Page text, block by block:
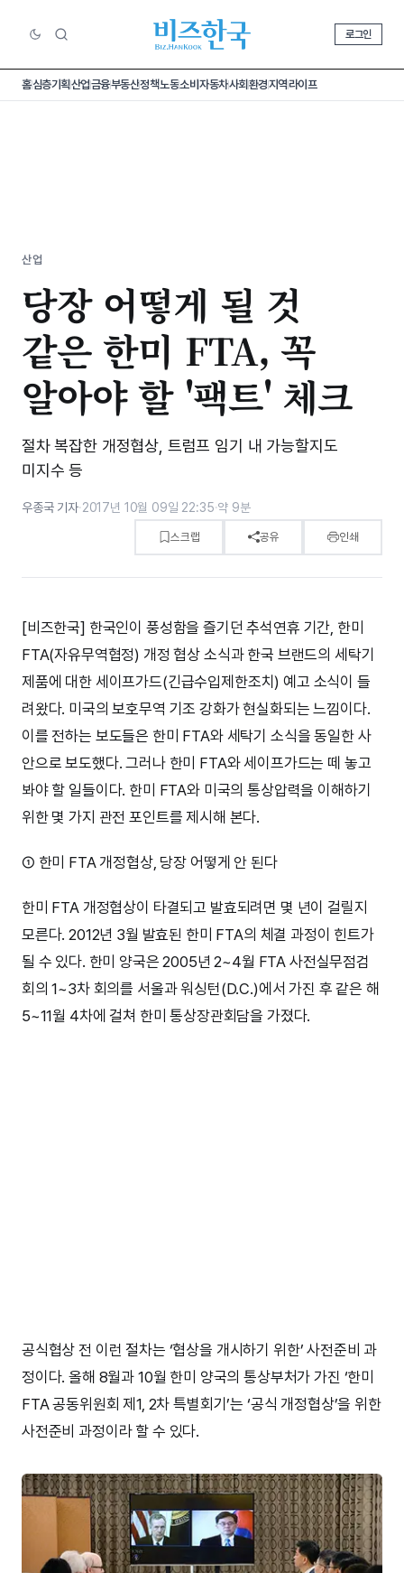
로그인
홈심층기획산업금융부동산정책노동소비 자동차사회환경지역라이프
산업
당장 어떻게 될 것
같은 한미 FTA, 꼭
알아야 할 '팩트' 체크
절차 복잡한 개정협상, 트럼프 임기 내 가능할지도
미지수 등
우종국 기자·2017년 10월 09일 22:35·약 9분
스크랩 공유 인쇄
[비즈한국] 한국인이 풍성함을 즐기던 추석연휴 기간, 한미
FTA(자유무역협정) 개정 협상 소식과 한국 브랜드의 세탁기
제품에 대한 세이프가드(긴급수입제한조치) 예고 소식이 들
려왔다. 미국의 보호무역 기조 강화가 현실화되는 느낌이다.
이를 전하는 보도들은 한미 FTA와 세탁기 소식을 동일한 사
안으로 보도했다. 그러나 한미 FTA와 세이프가드는 떼 놓고
봐야 할 일들이다. 한미 FTA와 미국의 통상압력을 이해하기
위한 몇 가지 관전 포인트를 제시해 본다.
① 한미 FTA 개정협상, 당장 어떻게 안 된다
한미 FTA 개정협상이 타결되고 발효되려면 몇 년이 걸릴지
모른다. 2012년 3월 발효된 한미 FTA의 체결 과정이 힌트가
될 수 있다. 한미 양국은 2005년 2~4월 FTA 사전실무점검
회의 1~3차 회의를 서울과 워싱턴(D.C.)에서 가진 후 같은 해
5~11월 4차에 걸쳐 한미 통상장관회담을 가졌다.
공식협상 전 이런 절차는 ‘협상을 개시하기 위한’ 사전준비 과
정이다. 올해 8월과 10월 한미 양국의 통상부처가 가진 ‘한미
FTA 공동위원회 제1, 2차 특별회기’는 ‘공식 개정협상’을 위한
사전준비 과정이라 할 수 있다.